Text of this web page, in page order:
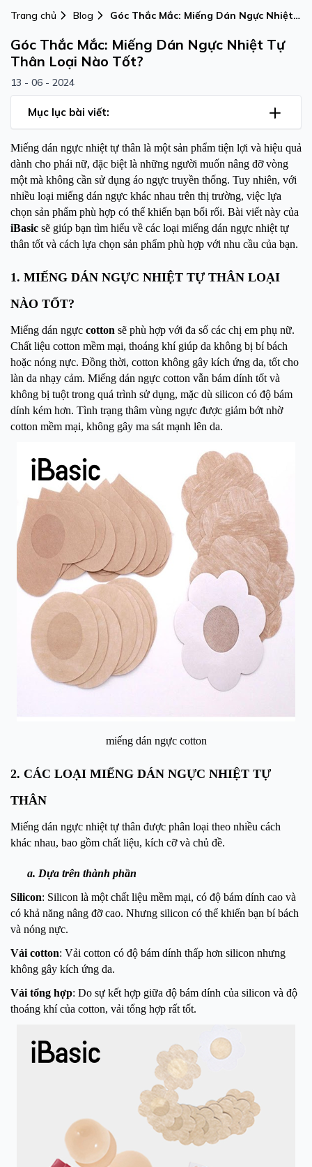
Trang chủ Blog
Góc Thắc Mắc: Miếng Dán Ngực Nhiệt
Góc Thắc Mắc: Miếng Dán Ngực Nhiệt Tự
Thân Loại Nào Tốt?
13 - 06 - 2024
Mục lục bài viết:
Miếng dán ngực nhiệt tự thân là một sản phẩm tiện lợi và hiệu quả
dành cho phái nữ, đặc biệt là những người muốn nâng đỡ vòng
một mà không cần sử dụng áo ngực truyền thống. Tuy nhiên, với
nhiều loại miếng dán ngực khác nhau trên thị trường, việc lựa
chọn sản phẩm phù hợp có thể khiến bạn bối rối. Bài viết này của
iBasic sẽ giúp bạn tìm hiểu về các loại miếng dán ngực nhiệt tự
thân tốt và cách lựa chọn sản phẩm phù hợp với nhu cầu của bạn.
1. MIẾNG DÁN NGỰC NHIỆT TỰ THÂN LOẠI
NÀO TỐT?
Miếng dán ngực cotton sẽ phù hợp với đa số các chị em phụ nữ.
Chất liệu cotton mềm mại, thoáng khí giúp da không bị bí bách
hoặc nóng nực. Đồng thời, cotton không gây kích ứng da, tốt cho
làn da nhạy cảm. Miếng dán ngực cotton vẫn bám dính tốt và
không bị tuột trong quá trình sử dụng, mặc dù silicon có độ bám
dính kém hơn. Tình trạng thâm vùng ngực được giảm bớt nhờ
cotton mềm mại, không gây ma sát mạnh lên da.
miếng dán ngực cotton
2. CÁC LOẠI MIẾNG DÁN NGỰC NHIỆT TỰ
THÂN
Miếng dán ngực nhiệt tự thân được phân loại theo nhiều cách
khác nhau, bao gồm chất liệu, kích cỡ và chủ đề.
a. Dựa trên thành phần
Silicon: Silicon là một chất liệu mềm mại, có độ bám dính cao và
có khả năng nâng đỡ cao. Nhưng silicon có thể khiến bạn bí bách
và nóng nực.
Vải cotton: Vải cotton có độ bám dính thấp hơn silicon nhưng
không gây kích ứng da.
Vải tổng hợp: Do sự kết hợp giữa độ bám dính của silicon và độ
thoáng khí của cotton, vải tổng hợp rất tốt.